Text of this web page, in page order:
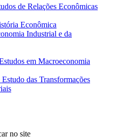
de Relações Econômicas
Econômica
Industrial e da
em Macroeconomia
das Transformações
no site